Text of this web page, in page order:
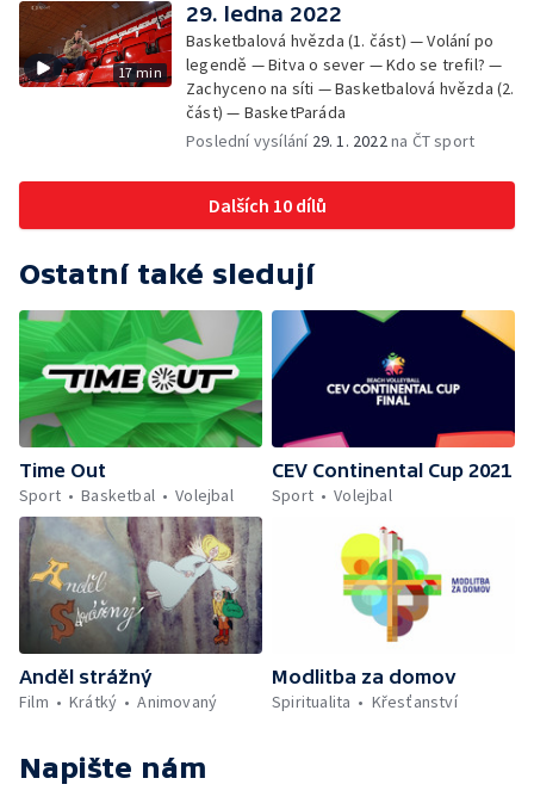
17 min
29. ledna 2022
Basketbalová hvězda (1. část) — Volání po
legendě — Bitva o sever — Kdo se trefil? —
Zachyceno na síti — Basketbalová hvězda (2.
část) — BasketParáda
Poslední vysílání 29. 1. 2022na ČT sport
Dalších 10 dílů
Ostatní také sledují
Time Out
Sport
Basketbal Volejbal
CEV Continental Cup 2021
Sport
Volejbal
Anděl strážný
Film
Krátký Animovaný
Modlitba za domov
Spiritualita
Křesťanství
Napište nám